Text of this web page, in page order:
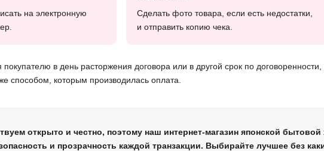
на электронную
Сделать фото товара, если есть недостатки,
и отправить копию чека.
в день расторжения договора или в другой срок по
способом, которым производилась оплата.
открыто и честно, поэтому наш интернет-магазин японской
и прозрачность каждой транзакции. Выбирайте лучшее без